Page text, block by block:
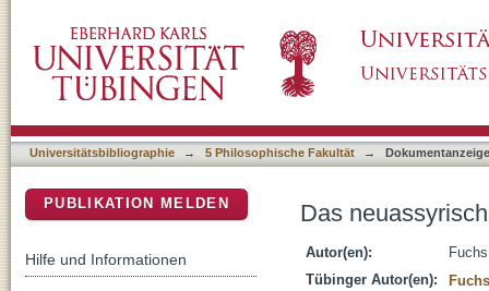
Universitätsbibliographie → 5 Philosophische Fakultät → Dokumentanzeige
Das
Autor(en):
Tübinger Autor(en):
PUBLIKATION MELDEN
Hilfe und Informationen